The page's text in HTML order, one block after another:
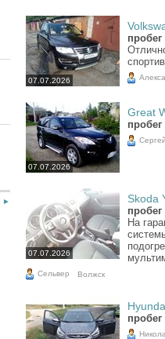
07.07.2026
07.07.2026
Great
07.07.2026
Skoda
На
Сельвер Волжск